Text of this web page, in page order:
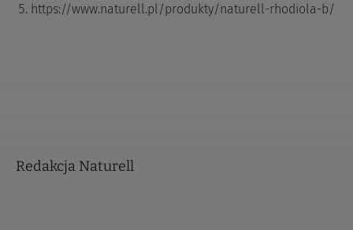
https://www.naturell.pl/produkty/naturell-rhodiola-b/
Redakcja Naturell